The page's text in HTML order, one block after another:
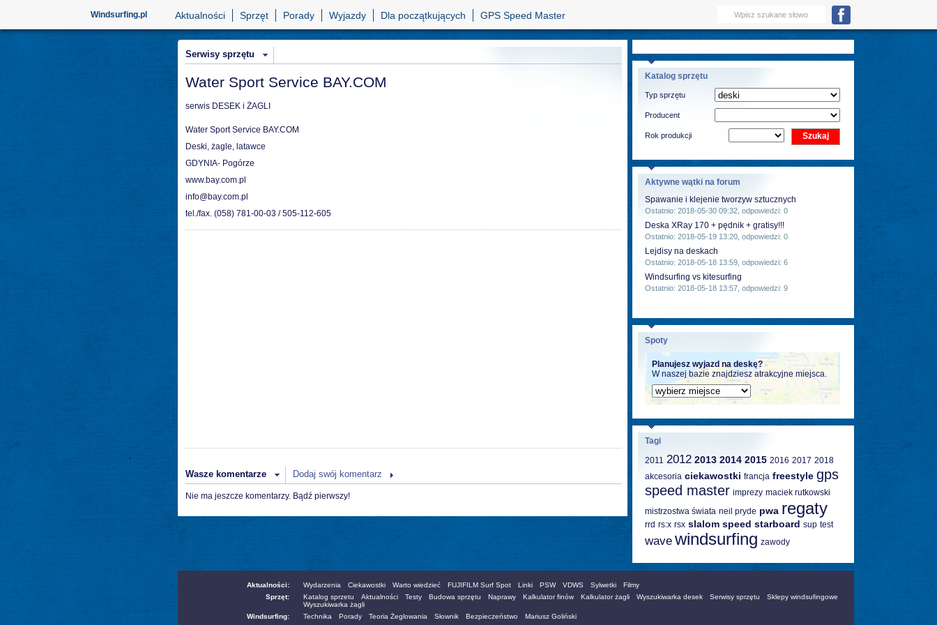
Windsurfing.pl Aktualności Sprzęt Porady Wyjazdy Dla początkujących GPS Speed Master
Serwisy sprzętu
Water Sport Service BAY.COM
serwis DESEK i ŻAGLI
Water Sport Service BAY.COM
Deski, żagle, latawce
GDYNIA- Pogórze
www.bay.com.pl
info@bay.com.pl
tel./fax. (058) 781-00-03 / 505-112-605
Wasze komentarze Dodaj swój komentarz
Nie ma jeszcze komentarzy. Bądź pierwszy!
Katalog sprzętu
Typ sprzętu
Producent
Rok produkcji
Aktywne wątki na forum
Spawanie i klejenie tworzyw sztucznych
Ostatnio: 2018-05-30 09:32, odpowiedzi: 0
Deska XRay 170 + pędnik + gratisy!!!
Ostatnio: 2018-05-19 13:20, odpowiedzi: 0
Lejdisy na deskach
Ostatnio: 2018-05-18 13:59, odpowiedzi: 6
Windsurfing vs kitesurfing
Ostatnio: 2018-05-18 13:57, odpowiedzi: 9
Spoty
Planujesz wyjazd na deskę?
W naszej bazie znajdziesz atrakcyjne miejsca.
Tagi
2011 2012 2013 2014 2015 2016 2017 2018
akcesoria ciekawostki francja freestyle gps
speed master imprezy maciek rutkowski
mistrzostwa świata neil pryde pwa regaty
rrd rs:x rsx slalom speed starboard sup test
wave windsurfing zawody
Aktualności: Wydarzenia Ciekawostki Warto wiedzieć FUJIFILM Surf Spot Linki PSW VDWS Sylwetki
Filmy
Sprzęt:
Katalog sprzetu Aktualności Testy Budowa sprzętu Naprawy Kalkulator finów Kalkulator żagli Wyszukiwarka desek Serwisy sprzętu
Sklepy windsufingowe
Wyszukiwarka żagli
Windsurfing:
Technika Porady Teoria Żeglowania Słownik Bezpieczeństwo
Mariusz Goliński